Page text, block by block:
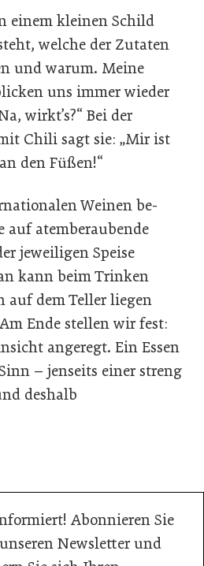
einem kleinen Schild
welche der Zutaten
und warum. Meine
uns immer wieder
wirkt’s?“ Bei der
Chili sagt sie: „Mir ist
den Füßen!“
Weinen be-
auf atemberaubende
jeweiligen Speise
kann beim Trinken
auf dem Teller liegen
Ende stellen wir fest:
angeregt. Ein Essen
– jenseits einer streng
deshalb
Abonnieren Sie
Newsletter und